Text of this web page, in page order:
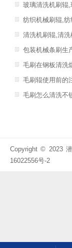
玻璃清洗机刷辊
纺织机械刷辊,
清洗机刷辊,清
包装机械条刷生
毛刷在钢板清洗
毛刷辊使用前的
毛刷怎么清洗不
Copyright © 2023
16022556号-2